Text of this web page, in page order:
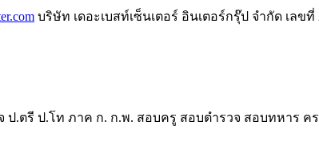
บริษัท เดอะเบสท์เซ็นเตอร์ อินเตอร์กรุ๊ป จำกัด เลข
.ตรี ป.โท ภาค ก. ก.พ. สอบครู สอบตำรวจ สอบทหาร คร